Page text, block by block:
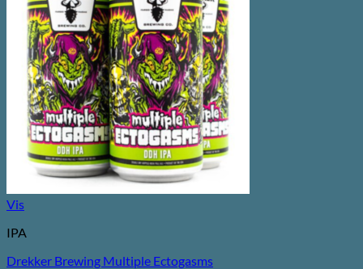
Vis
IPA
Drekker Brewing Multiple Ectogasms